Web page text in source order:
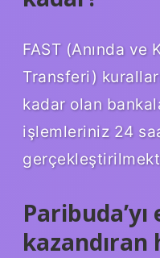
FAST (Anında ve
Transferi)
kadar olan
işlemleriniz 24
Paribuda’yı
kazandıran